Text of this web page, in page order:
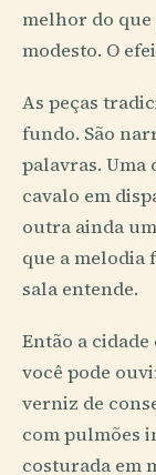
melhor do que
modesto. O
As peças
fundo. São
palavras. Uma
cavalo em
outra ainda
que a melodia
sala entende.
Então a
você pode
verniz de
com pulmões
costurada em